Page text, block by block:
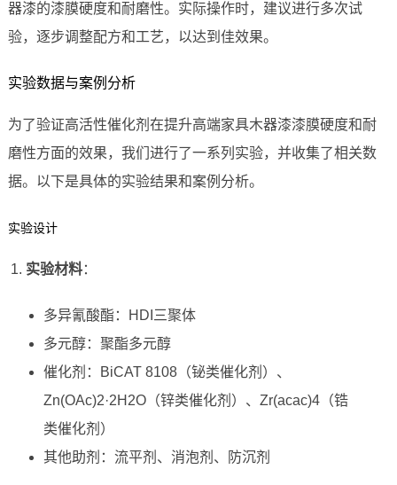
器漆的漆膜硬度和耐磨性。实际操作时，建议进行多次试
验，逐步调整配方和工艺，以达到佳效果。
实验数据与案例分析
为了验证高活性催化剂在提升高端家具木器漆漆膜硬度和耐
磨性方面的效果，我们进行了一系列实验，并收集了相关数
据。以下是具体的实验结果和案例分析。
实验设计
实验材料：
多异氰酸酯：HDI三聚体
多元醇：聚酯多元醇
催化剂：BiCAT 8108（铋类催化剂）、
Zn(OAc)2·2H2O（锌类催化剂）、Zr(acac)4（锆
类催化剂）
其他助剂：流平剂、消泡剂、防沉剂